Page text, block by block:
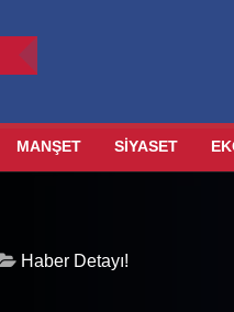
MANŞET SİYASET
Haber Detayı!